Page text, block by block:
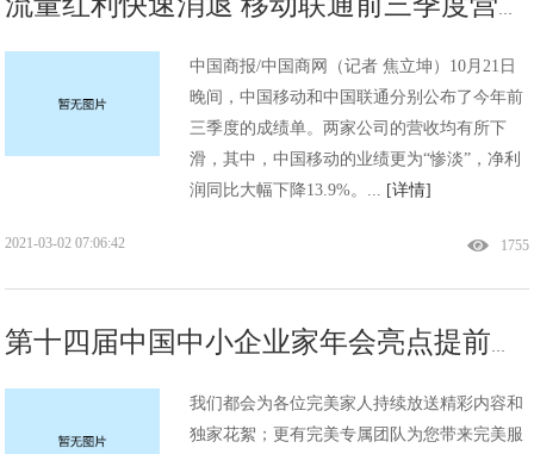
流量红利快速消退 移动联通前三季度营收均下滑!
中国商报/中国商网（记者 焦立坤）10月21日
晚间，中国移动和中国联通分别公布了今年前
三季度的成绩单。两家公司的营收均有所下
滑，其中，中国移动的业绩更为“惨淡”，净利
润同比大幅下降13.9%。... [详情]
1755
2021-03-02 07:06:42
我们都会为各位完美家人持续放送精彩内容和
独家花絮；更有完美专属团队为您带来完美服